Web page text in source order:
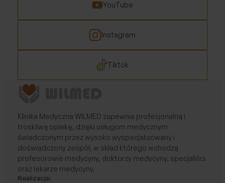
YouTube
Instagram
Tiktok
Klinika Medyczna WILMED zapewnia profesjonalną i
troskliwą opiekę, dzięki usługom medycznym
świadczonym przez wysoko wyspecjalizowany i
doświadczony zespół, w skład którego wchodzą
profesorowie medycyny, doktorzy medycyny, specjaliści
oraz lekarze medycyny.
Realizacja: